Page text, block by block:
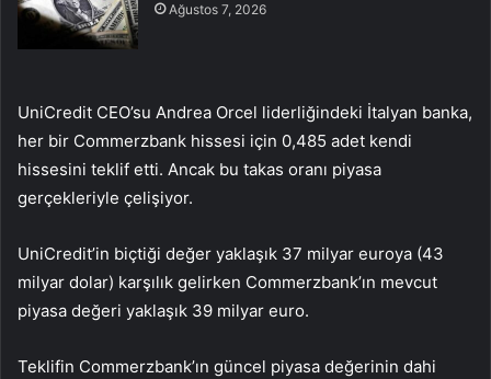
Ağustos 7, 2026
UniCredit CEO’su Andrea Orcel liderliğindeki İtalyan banka,
her bir Commerzbank hissesi için 0,485 adet kendi
hissesini teklif etti. Ancak bu takas oranı piyasa
gerçekleriyle çelişiyor.
UniCredit’in biçtiği değer yaklaşık 37 milyar euroya (43
milyar dolar) karşılık gelirken Commerzbank’ın mevcut
piyasa değeri yaklaşık 39 milyar euro.
Teklifin Commerzbank’ın güncel piyasa değerinin dahi